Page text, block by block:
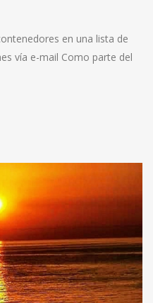
en una lista de
vía e-mail Como parte del